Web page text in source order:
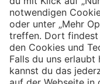
Impressum